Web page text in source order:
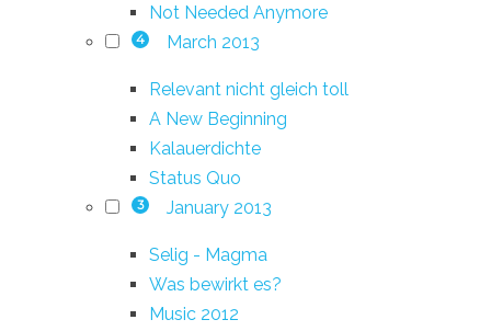
Not Needed Anymore
4 March 2013
Relevant nicht gleich toll
A New Beginning
Kalauerdichte
Status Quo
3 January 2013
Selig - Magma
Was bewirkt es?
Music 2012